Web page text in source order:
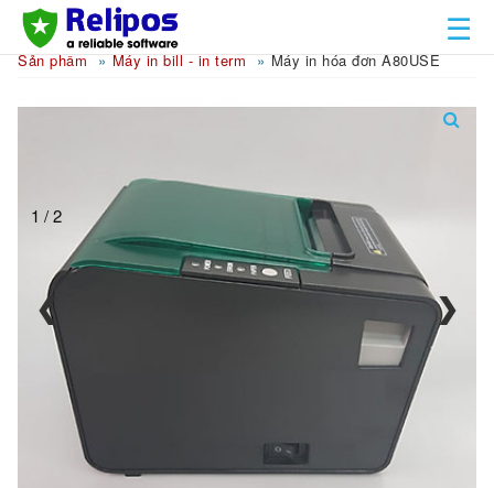
☰
Sản phẩm Máy in bill - in term Máy in hóa đơn A80USE
1 / 2
❮ ❯